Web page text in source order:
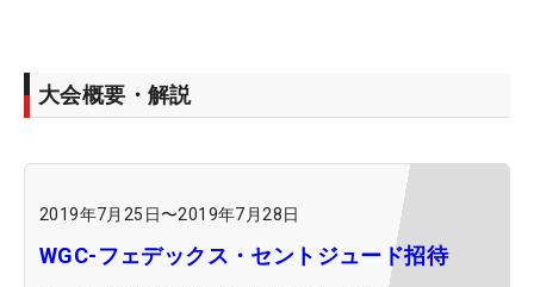
大会概要・解説
2019年7月25日〜2019年7月28日
WGC-フェデックス・セントジュード招待